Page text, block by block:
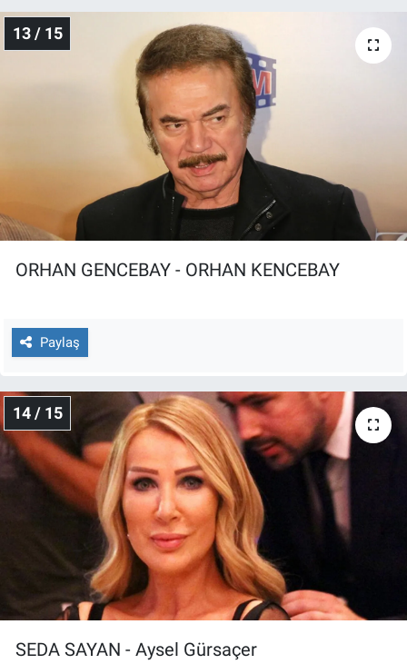
13 / 15
ORHAN GENCEBAY - ORHAN KENCEBAY
Paylaş
14 / 15
SEDA SAYAN - Aysel Gürsaçer